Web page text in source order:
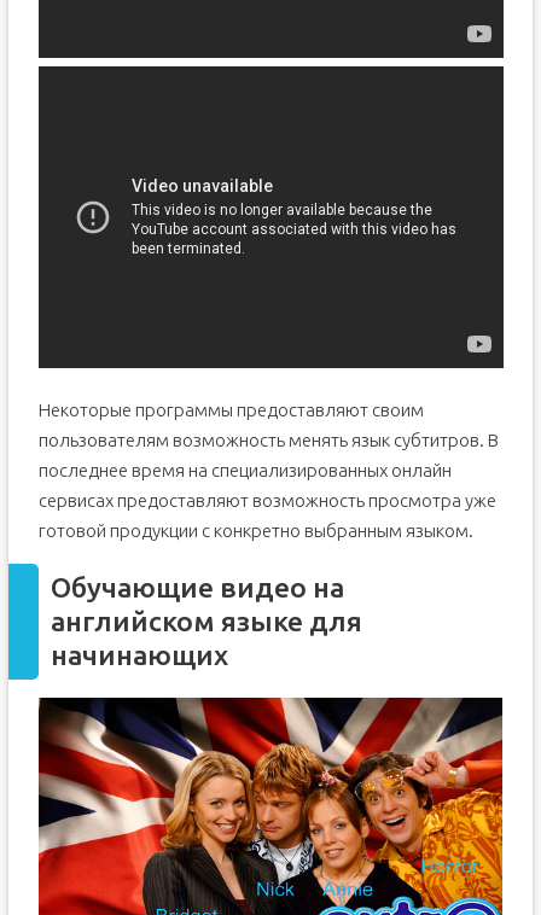
Некоторые программы предоставляют своим
пользователям возможность менять язык субтитров. В
последнее время на специализированных онлайн
сервисах предоставляют возможность просмотра уже
готовой продукции с конкретно выбранным языком.
Обучающие видео на
английском языке для
начинающих